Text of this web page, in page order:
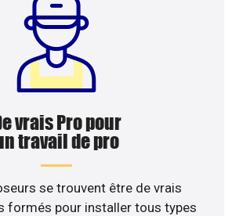
vrais Pro pour
travail de pro
se trouvent être de vrais
formés pour installer tous types